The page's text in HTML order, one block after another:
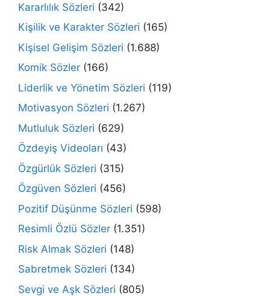
Kararlılık Sözleri (342)
Kişilik ve Karakter Sözleri (165)
Kişisel Gelişim Sözleri (1.688)
Komik Sözler (166)
Liderlik ve Yönetim Sözleri (119)
Motivasyon Sözleri (1.267)
Mutluluk Sözleri (629)
Özdeyiş Videoları (43)
Özgürlük Sözleri (315)
Özgüven Sözleri (456)
Pozitif Düşünme Sözleri (598)
Resimli Özlü Sözler (1.351)
Risk Almak Sözleri (148)
Sabretmek Sözleri (134)
Sevgi ve Aşk Sözleri (805)